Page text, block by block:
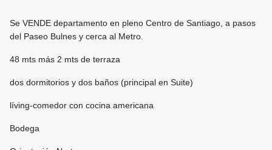
Se VENDE departamento en pleno Centro de Santiago, a pasos
del Paseo Bulnes y cerca al Metro.
48 mts más 2 mts de terraza
dos dormitorios y dos baños (principal en Suite)
líving-comedor con cocina americana
Bodega